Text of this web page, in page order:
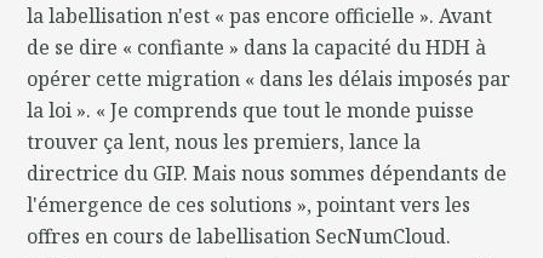
la labellisation n'est « pas encore officielle ». Avant
de se dire « confiante » dans la capacité du HDH à
opérer cette migration « dans les délais imposés par
la loi ». « Je comprends que tout le monde puisse
trouver ça lent, nous les premiers, lance la
directrice du GIP. Mais nous sommes dépendants de
l'émergence de ces solutions », pointant vers les
offres en cours de labellisation SecNumCloud.